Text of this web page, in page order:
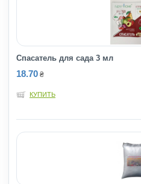
Спасатель для сада 3 мл
18.70 ₴
КУПИТЬ